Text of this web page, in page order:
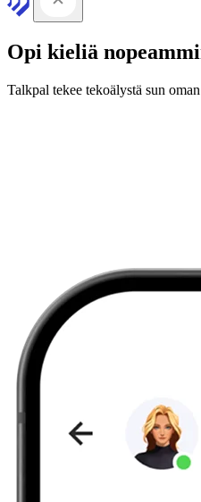
Opi kieliä
Talkpal tekee tekoälystä sun